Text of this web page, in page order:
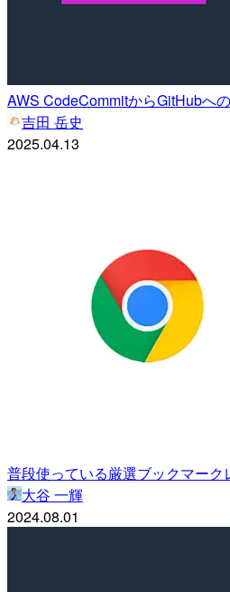
AWS CodeCommitからGitHubへ
吉田 岳史
2025.04.13
普段使っている厳選ブックマーク
大谷 一輝
2024.08.01